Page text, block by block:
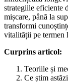
strategiile eficiente
mișcare, până la
transformi
vitalității pe termen
Curprins articol:
Teoriile și
Ce știm